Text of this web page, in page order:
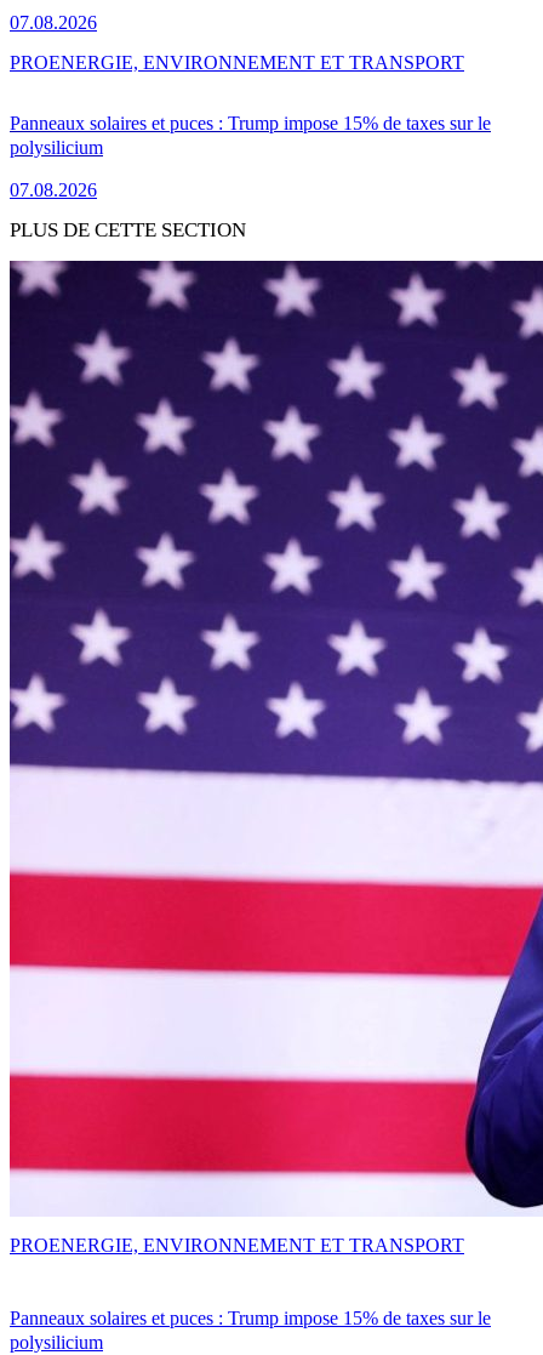
07.08.2026
Panneaux solaires et puces : Trump impose 15% de taxes sur le
polysilicium
07.08.2026
PROENERGIE, ENVIRONNEMENT ET TRANSPORT
PLUS DE CETTE SECTION
Panneaux solaires et puces : Trump impose 15% de taxes sur le
polysilicium
PROENERGIE, ENVIRONNEMENT ET TRANSPORT